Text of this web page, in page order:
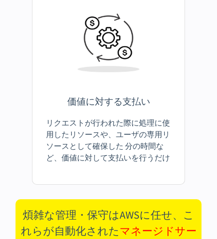
価値に対する支払い
リクエストが行われた際に処理に使
用したリソースや、ユーザの専用リ
ソースとして確保した 分の時間な
ど、価値に対して支払いを行うだけ
煩雑な管理・保守はAWSに任せ、こ
れらが自動化されたマネージドサー